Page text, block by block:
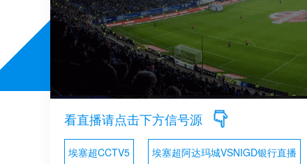
看直播请点击下方信号源
埃塞超CCTV5 埃塞超阿达玛城VSNIGD银行直播